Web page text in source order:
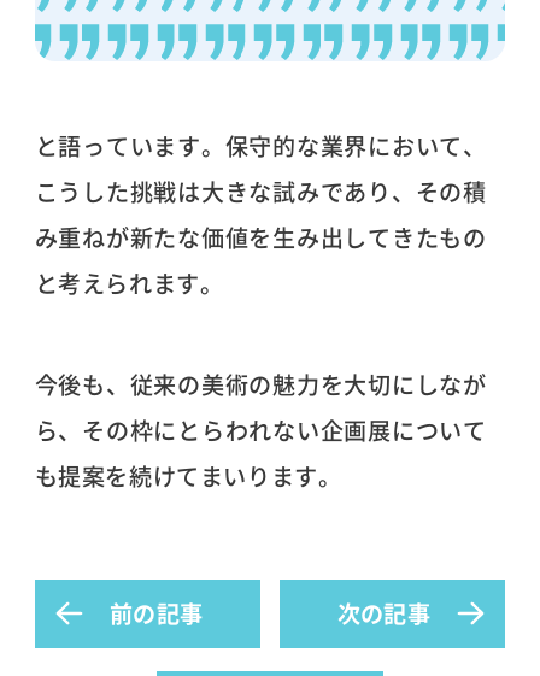
と語っています。保守的な業界において、
こうした挑戦は大きな試みであり、その積
み重ねが新たな価値を生み出してきたもの
と考えられます。
今後も、従来の美術の魅力を大切にしなが
ら、その枠にとらわれない企画展について
も提案を続けてまいります。
前の記事 次の記事